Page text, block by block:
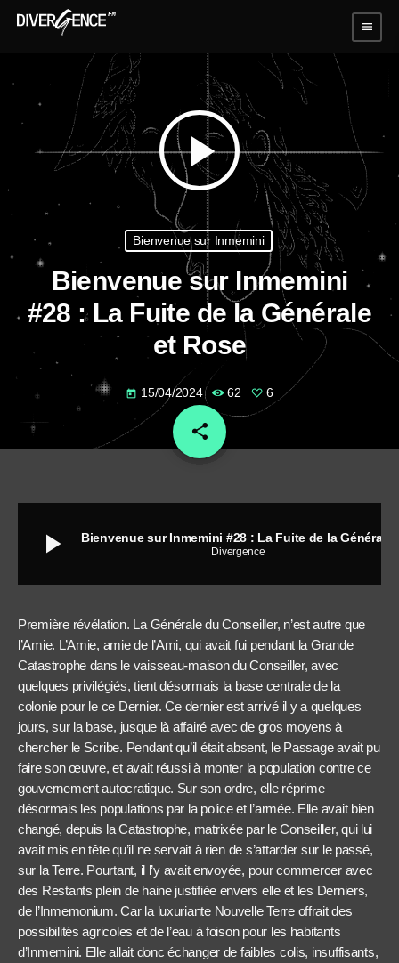
menu
play_arrow
Bienvenue sur Inmemini
Bienvenue sur Inmemini
#28 : La Fuite de la Générale
et Rose
today 15/04/2024 62 6
share
email
play_arrow Divergence
Première révélation. La Générale du Conseiller, n’est autre que
l’Amie. L’Amie, amie de l’Ami, qui avait fui pendant la Grande
Catastrophe dans le vaisseau-maison du Conseiller, avec
quelques privilégiés, tient désormais la base centrale de la
colonie pour le ce Dernier. Ce dernier est arrivé il y a quelques
jours, sur la base, jusque là affairé avec de gros moyens à
chercher le Scribe. Pendant qu’il était absent, le Passage avait pu
faire son œuvre, et avait réussi à monter la population contre ce
gouvernement autocratique. Sur son ordre, elle réprime
désormais les populations par la police et l’armée. Elle avait bien
changé, depuis la Catastrophe, matrixée par le Conseiller, qui lui
avait mis en tête qu’il ne servait à rien de s’attarder sur le passé,
sur la Terre. Pourtant, il l’y avait envoyée, pour commercer avec
des Restants plein de haine justifiée envers elle et les Derniers,
de l’Inmemonium. Car la luxuriante Nouvelle Terre offrait des
possibilités agricoles et de l’eau à foison pour les habitants
d’Inmemini. Elle allait donc échanger de faibles colis, insuffisants,